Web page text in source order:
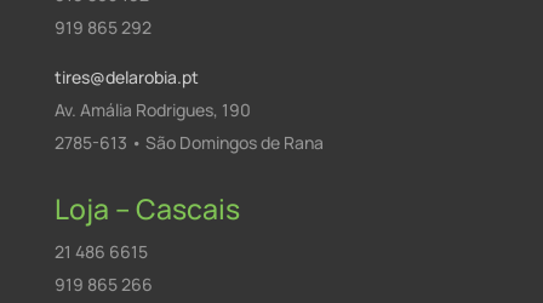
919 865 292
tires@delarobia.pt
Av. Amália Rodrigues, 190
2785-613 • São Domingos de Rana
Loja – Cascais
21 486 6615
919 865 266